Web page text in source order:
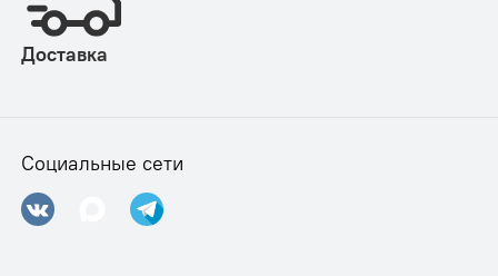
Доставка
Социальные сети